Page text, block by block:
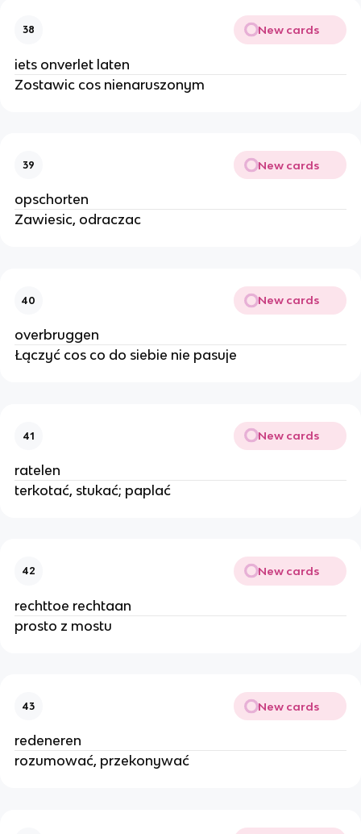
38 New cards
iets onverlet laten
Zostawic cos nienaruszonym
39 New cards
opschorten
Zawiesic, odraczac
40 New cards
overbruggen
Łączyć cos co do siebie nie pasuje
41 New cards
ratelen
terkotać, stukać; paplać
42 New cards
rechttoe rechtaan
prosto z mostu
43 New cards
redeneren
rozumować, przekonywać